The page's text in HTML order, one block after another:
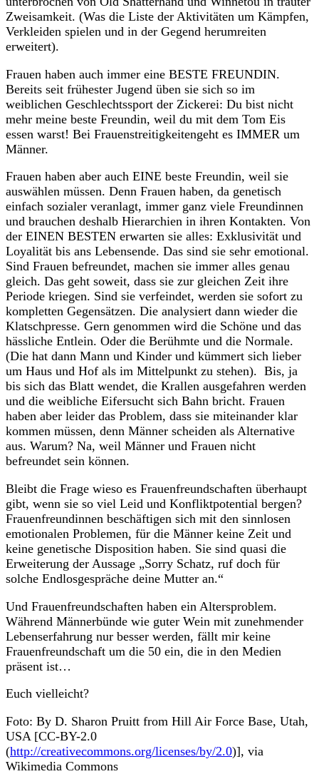
Zweisamkeit. (Was die Liste der Aktivitäten um Kämpfen,
Verkleiden spielen und in der Gegend herumreiten
erweitert).
Frauen haben auch immer eine BESTE FREUNDIN.
Bereits seit frühester Jugend üben sie sich so im
weiblichen Geschlechtssport der Zickerei: Du bist nicht
mehr meine beste Freundin, weil du mit dem Tom Eis
essen warst! Bei Frauenstreitigkeitengeht es IMMER um
Männer.
Frauen haben aber auch EINE beste Freundin, weil sie
auswählen müssen. Denn Frauen haben, da genetisch
einfach sozialer veranlagt, immer ganz viele Freundinnen
und brauchen deshalb Hierarchien in ihren Kontakten. Von
der EINEN BESTEN erwarten sie alles: Exklusivität und
Loyalität bis ans Lebensende. Das sind sie sehr emotional.
Sind Frauen befreundet, machen sie immer alles genau
gleich. Das geht soweit, dass sie zur gleichen Zeit ihre
Periode kriegen. Sind sie verfeindet, werden sie sofort zu
kompletten Gegensätzen. Die analysiert dann wieder die
Klatschpresse. Gern genommen wird die Schöne und das
hässliche Entlein. Oder die Berühmte und die Normale.
(Die hat dann Mann und Kinder und kümmert sich lieber
um Haus und Hof als im Mittelpunkt zu stehen). Bis, ja
bis sich das Blatt wendet, die Krallen ausgefahren werden
und die weibliche Eifersucht sich Bahn bricht. Frauen
haben aber leider das Problem, dass sie miteinander klar
kommen müssen, denn Männer scheiden als Alternative
aus. Warum? Na, weil Männer und Frauen nicht
befreundet sein können.
Bleibt die Frage wieso es Frauenfreundschaften überhaupt
gibt, wenn sie so viel Leid und Konfliktpotential bergen?
Frauenfreundinnen beschäftigen sich mit den sinnlosen
emotionalen Problemen, für die Männer keine Zeit und
keine genetische Disposition haben. Sie sind quasi die
Erweiterung der Aussage „Sorry Schatz, ruf doch für
solche Endlosgespräche deine Mutter an.“
Und Frauenfreundschaften haben ein Altersproblem.
Während Männerbünde wie guter Wein mit zunehmender
Lebenserfahrung nur besser werden, fällt mir keine
Frauenfreundschaft um die 50 ein, die in den Medien
präsent ist…
Euch vielleicht?
Foto: By D. Sharon Pruitt from Hill Air Force Base, Utah,
USA [CC-BY-2.0
(http://creativecommons.org/licenses/by/2.0)], via
Wikimedia Commons